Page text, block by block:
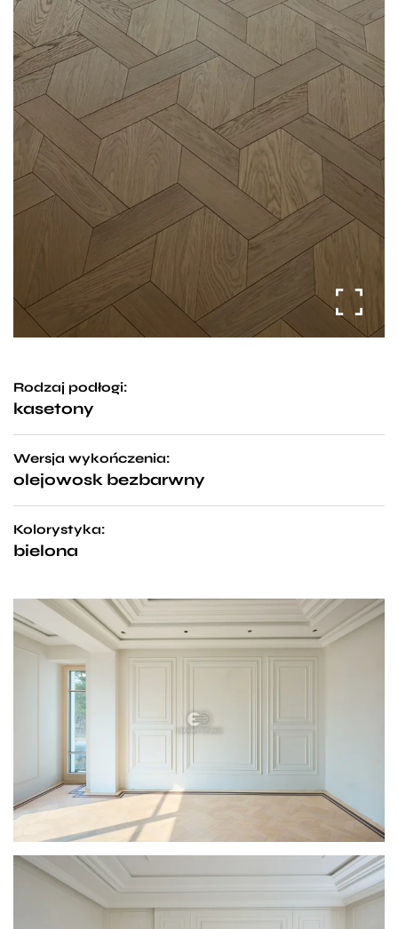
Rodzaj podłogi:
kasetony
Wersja wykończenia:
olejowosk bezbarwny
Kolorystyka:
bielona